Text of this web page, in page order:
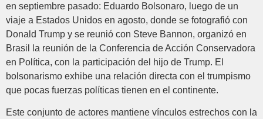
en septiembre pasado: Eduardo Bolsonaro, luego de un
viaje a Estados Unidos en agosto, donde se fotografió con
Donald Trump y se reunió con Steve Bannon, organizó en
Brasil la reunión de la Conferencia de Acción Conservadora
en Política, con la participación del hijo de Trump. El
bolsonarismo exhibe una relación directa con el trumpismo
que pocas fuerzas políticas tienen en el continente.
Este conjunto de actores mantiene vínculos estrechos con la